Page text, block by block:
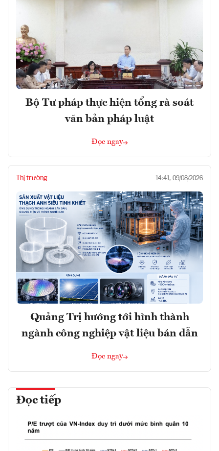
Bộ Tư pháp thực hiện tổng rà soát
văn bản pháp luật
Đọc ngay
Thị trường 14:41, 09/08/2026
Quảng Trị hướng tới hình thành
ngành công nghiệp vật liệu bán dẫn
Đọc ngay
Đọc tiếp